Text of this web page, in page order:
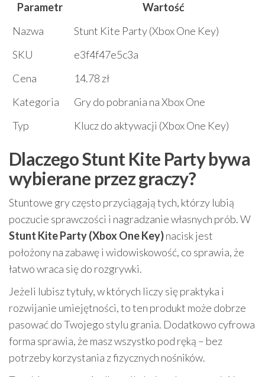
Parametr
Wartość
Nazwa
Stunt Kite Party (Xbox One Key)
SKU
e3f4f47e5c3a
Cena
14.78 zł
Kategoria
Gry do pobrania na Xbox One
Typ
Klucz do aktywacji (Xbox One Key)
Dlaczego Stunt Kite Party bywa
wybierane przez graczy?
Stuntowe gry często przyciągają tych, którzy lubią
poczucie sprawczości i nagradzanie własnych prób. W
Stunt Kite Party (Xbox One Key)nacisk jest
położony na zabawę i widowiskowość, co sprawia, że
łatwo wraca się do rozgrywki.
Jeżeli lubisz tytuły, w których liczy się praktyka i
rozwijanie umiejętności, to ten produkt może dobrze
pasować do Twojego stylu grania. Dodatkowo cyfrowa
forma sprawia, że masz wszystko pod ręką – bez
potrzeby korzystania z fizycznych nośników.